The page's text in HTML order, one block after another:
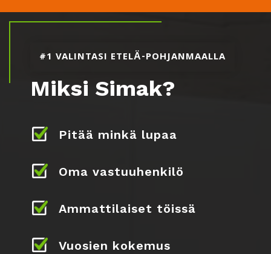
#1 VALINTASI ETELÄ-POHJANMAALLA
Miksi Simak?
Pitää minkä lupaa
Oma vastuuhenkilö
Ammattilaiset töissä
Vuosien kokemus